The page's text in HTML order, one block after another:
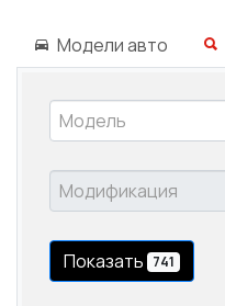
Модели авто
Модель
Модификация
Показать 741